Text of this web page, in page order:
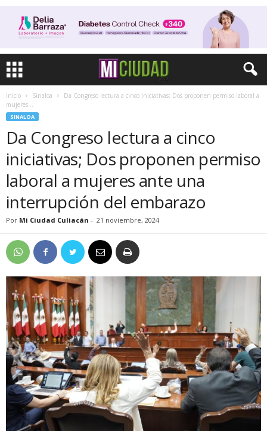
Inicio Sinaloa
Da Congreso lectura a cinco iniciativas; Dos proponen permiso laboral a
mujeres...
SINALOA
Da Congreso lectura a cinco
iniciativas; Dos proponen permiso
laboral a mujeres ante una
interrupción del embarazo
Por Mi Ciudad Culiacán - 21 noviembre, 2024